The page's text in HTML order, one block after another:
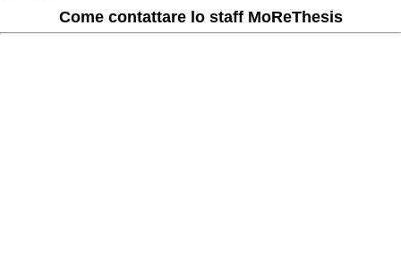
Come contattare lo staff MoReThesis